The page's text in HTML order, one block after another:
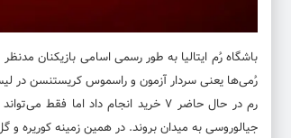
باشگاه رُم ایتالیا به طور رسمی اسامی بازیکنان
رُمی‌ها یعنی سردار آزمون و راسموس کریستنسن در
جیالوروسی به میدان بروند. در همین زمینه کوریره و